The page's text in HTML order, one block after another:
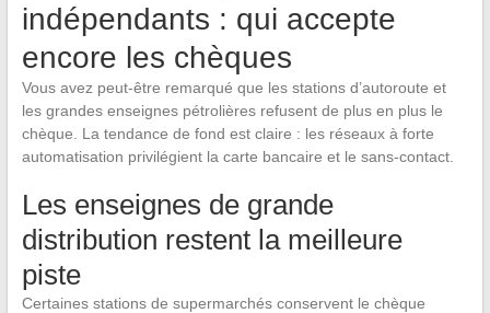
indépendants : qui accepte
encore les chèques
Vous avez peut-être remarqué que les stations d’autoroute et
les grandes enseignes pétrolières refusent de plus en plus le
chèque. La tendance de fond est claire : les réseaux à forte
automatisation privilégient la carte bancaire et le sans-contact.
Les enseignes de grande
distribution restent la meilleure
piste
Certaines stations de supermarchés conservent le chèque